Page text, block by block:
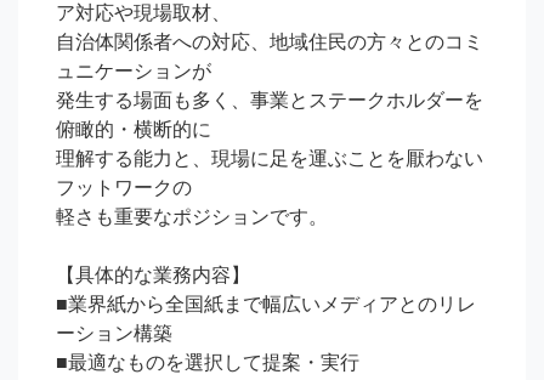
ア対応や現場取材、
自治体関係者への対応、地域住民の方々とのコミ
ュニケーションが
発生する場面も多く、事業とステークホルダーを
俯瞰的・横断的に
理解する能力と、現場に足を運ぶことを厭わない
フットワークの
軽さも重要なポジションです。
【具体的な業務内容】
■業界紙から全国紙まで幅広いメディアとのリレ
ーション構築
■最適なものを選択して提案・実行